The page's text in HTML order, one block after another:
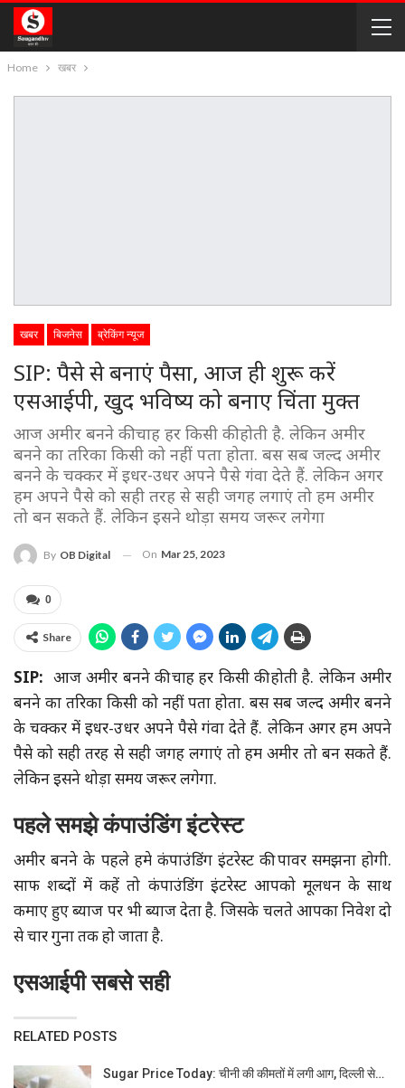
Home खबर
खबर बिजनेस ब्रेकिंग न्यूज
SIP: पैसे से बनाएं पैसा, आज ही शुरू करें
एसआईपी, खुद भविष्य को बनाए चिंता मुक्त
आज अमीर बनने की चाह हर किसी की होती है. लेकिन अमीर
बनने का तरिका किसी को नहीं पता होता. बस सब जल्द अमीर
बनने के चक्कर में इधर-उधर अपने पैसे गंवा देते हैं. लेकिन अगर
हम अपने पैसे को सही तरह से सही जगह लगाएं तो हम अमीर
तो बन सकते हैं. लेकिन इसने थोड़ा समय जरूर लगेगा
By OB Digital On Mar 25, 2023
0
Share
SIP: आज अमीर बनने की चाह हर किसी की होती है. लेकिन अमीर
बनने का तरिका किसी को नहीं पता होता. बस सब जल्द अमीर बनने
के चक्कर में इधर-उधर अपने पैसे गंवा देते हैं. लेकिन अगर हम अपने
पैसे को सही तरह से सही जगह लगाएं तो हम अमीर तो बन सकते हैं.
लेकिन इसने थोड़ा समय जरूर लगेगा.
पहले समझे कंपाउंडिंग इंटरेस्ट
अमीर बनने के पहले हमे कंपाउंडिंग इंटरेस्ट की पावर समझना होगी.
साफ शब्दों में कहें तो कंपाउंडिंग इंटरेस्‍ट आपको मूलधन के साथ
कमाए हुए ब्याज पर भी ब्याज देता है. जिसके चलते आपका निवेश दो
से चार गुना तक हो जाता है.
एसआईपी सबसे सही
RELATED POSTS
Sugar Price Today: चीनी की कीमतों में लगी आग, दिल्ली से…